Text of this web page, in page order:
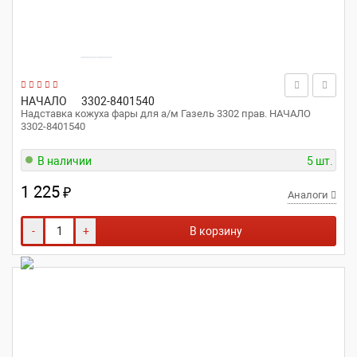
НАЧАЛО 3302-8401540
Надставка кожуха фары для а/м Газель 3302 прав. НАЧАЛО
3302-8401540
В наличии 5 шт.
1 225₽ Аналоги
- + В корзину